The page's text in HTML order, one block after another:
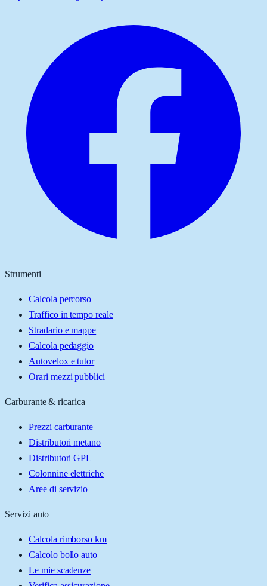
Strumenti
Calcola percorso
Traffico in tempo reale
Stradario e mappe
Calcola pedaggio
Autovelox e tutor
Orari mezzi pubblici
Carburante & ricarica
Prezzi carburante
Distributori metano
Distributori GPL
Colonnine elettriche
Aree di servizio
Servizi auto
Calcola rimborso km
Calcolo bollo auto
Le mie scadenze